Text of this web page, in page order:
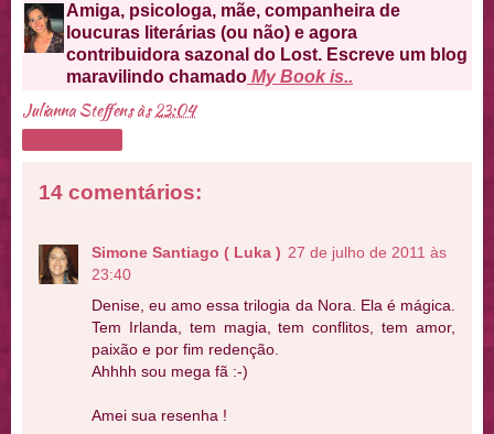
Amiga, psicologa, mãe, companheira de
loucuras literárias (ou não) e agora
contribuidora sazonal do Lost. Escreve um blog
maravilindo chamado My Book is..
Julianna Steffensàs23:04
14 comentários:
Simone Santiago ( Luka ) 27 de julho de 2011 às
23:40
Denise, eu amo essa trilogia da Nora. Ela é mágica.
Tem Irlanda, tem magia, tem conflitos, tem amor,
paixão e por fim redenção.
Ahhhh sou mega fã :-)
Amei sua resenha !